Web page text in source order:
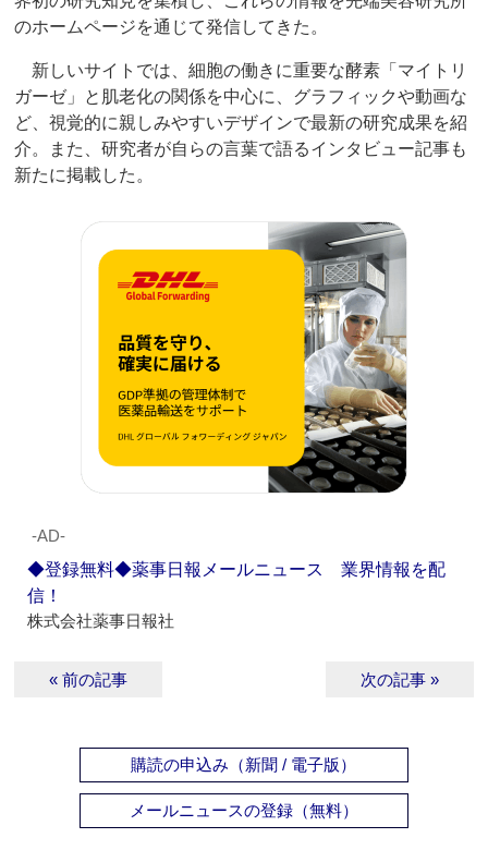
のホームページを通じて発信してきた。
新しいサイトでは、細胞の働きに重要な酵素「マイトリ
ガーゼ」と肌老化の関係を中心に、グラフィックや動画な
ど、視覚的に親しみやすいデザインで最新の研究成果を紹
介。また、研究者が自らの言葉で語るインタビュー記事も
新たに掲載した。
‐AD‐
◆登録無料◆薬事日報メールニュース 業界情報を配
信！
株式会社薬事日報社
« 前の記事 次の記事 »
購読の申込み（新聞 / 電子版）
メールニュースの登録（無料）